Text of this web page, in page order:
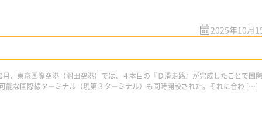
2025年10月
東京国際空港（羽田空港）では、４本目の『Ｄ滑走路』が完成したことで国
能な国際線ターミナル（現第３ターミナル）も同時開設された。それに合わ […]